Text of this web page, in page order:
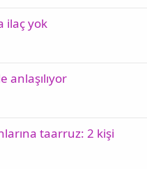
ilaç yok
anlaşılıyor
taarruz: 2 kişi